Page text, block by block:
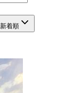
新着順